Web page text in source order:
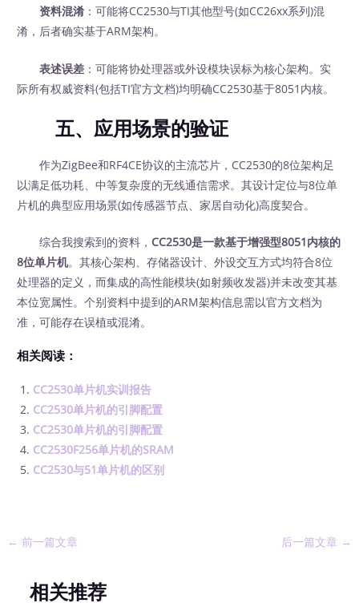
资料混淆 ：可能将CC2530与TI其他型号(如CC26xx系列)混
淆，后者确实基于ARM架构。
表述误差 ：可能将协处理器或外设模块误标为核心架构。实
际所有权威资料(包括TI官方文档)均明确CC2530基于8051内核。
五、应用场景的验证
作为ZigBee和RF4CE协议的主流芯片，CC2530的8位架构足
以满足低功耗、中等复杂度的无线通信需求。其设计定位与8位单
片机的典型应用场景(如传感器节点、家居自动化)高度契合。
综合我搜索到的资料， CC2530是一款基于增强型8051内核的
8位单片机。其核心架构、存储器设计、外设交互方式均符合8位
处理器的定义，而集成的高性能模块(如射频收发器)并未改变其基
本位宽属性。个别资料中提到的ARM架构信息需以官方文档为
准，可能存在误植或混淆。
相关阅读：
CC2530单片机实训报告
CC2530单片机的引脚配置
CC2530单片机的引脚配置
CC2530F256单片机的SRAM
CC2530与51单片机的区别
← 前一篇文章 后一篇文章 →
相关推荐